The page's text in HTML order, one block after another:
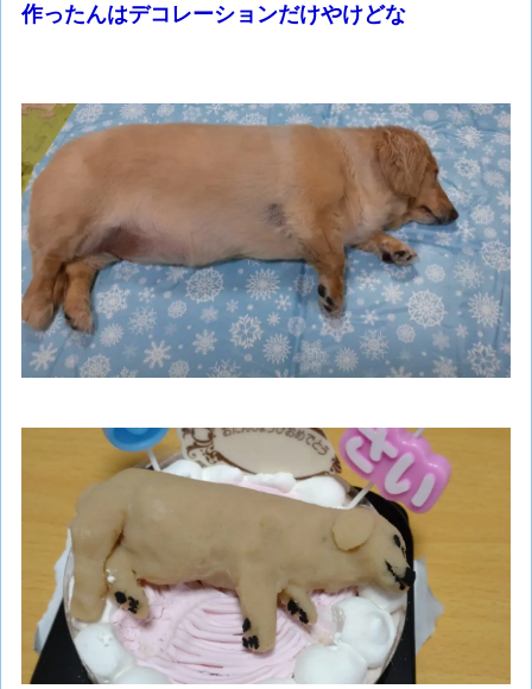
作ったんはデコレーションだけやけどな